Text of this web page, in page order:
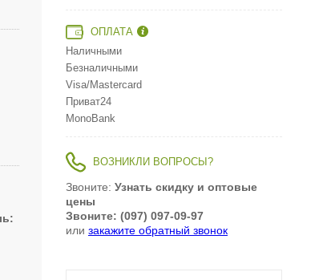
ОПЛАТА
Наличными
Безналичными
Visa/Mastercard
Приват24
MonoBank
ВОЗНИКЛИ ВОПРОСЫ?
Звоните: Узнать скидку и оптовые
цены
Звоните: (097) 097-09-97
или закажите обратный звонок